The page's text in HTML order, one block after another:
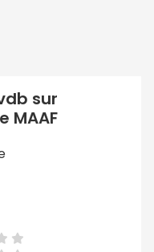
sur
MAAF